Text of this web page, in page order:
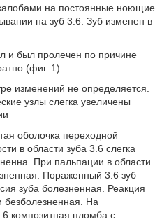
на постоянные ноющие
на зуб 3.6. Зуб изменен в
и был пролечен по причине
(фиг. 1).
изменений не определяется.
узлы слегка увеличены
оболочка переходной
в области зуба 3.6 слегка
При пальпации в области
Пораженный 3.6 зуб
зуба болезненная. Реакция
безболезненная. На
композитная пломба с